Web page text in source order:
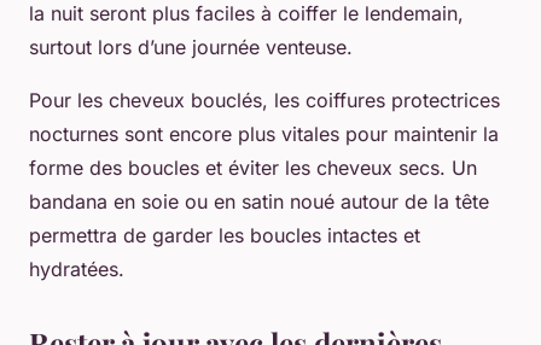
la nuit seront plus faciles à coiffer le lendemain,
surtout lors d’une journée venteuse.
Pour les cheveux bouclés, les coiffures protectrices
nocturnes sont encore plus vitales pour maintenir la
forme des boucles et éviter les cheveux secs. Un
bandana en soie ou en satin noué autour de la tête
permettra de garder les boucles intactes et
hydratées.